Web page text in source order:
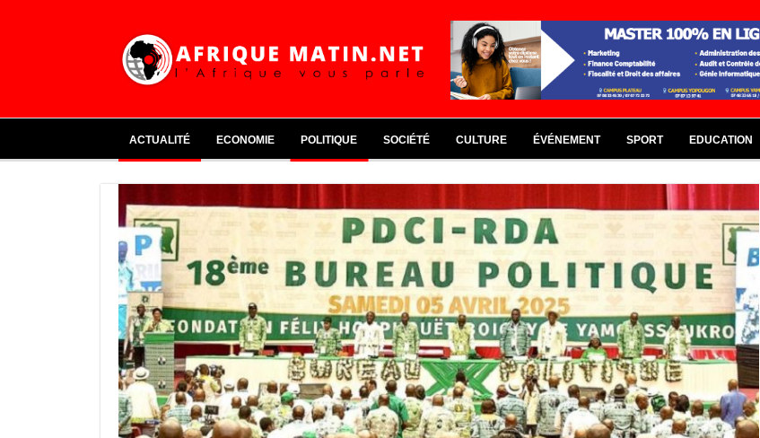
ACTUALITÉ ECONOMIE POLITIQUE SOCIÉTÉ CULTURE ÉVÉNEMENT SPORT EDUCATION